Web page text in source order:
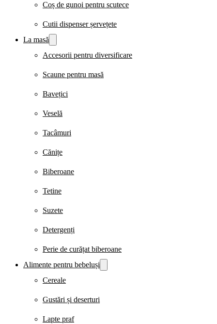
Coș de gunoi pentru scutece
Cutii dispenser șervețete
La masă
Accesorii pentru diversificare
Scaune pentru masă
Bavețici
Veselă
Tacâmuri
Cănițe
Biberoane
Tetine
Suzete
Detergenți
Perie de curățat biberoane
Alimente pentru bebeluși
Cereale
Gustări și deserturi
Lapte praf